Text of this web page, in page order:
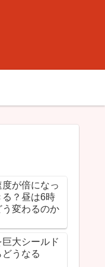
が倍になっ
？昼は6時
う変わるのか
大シールド
うなる